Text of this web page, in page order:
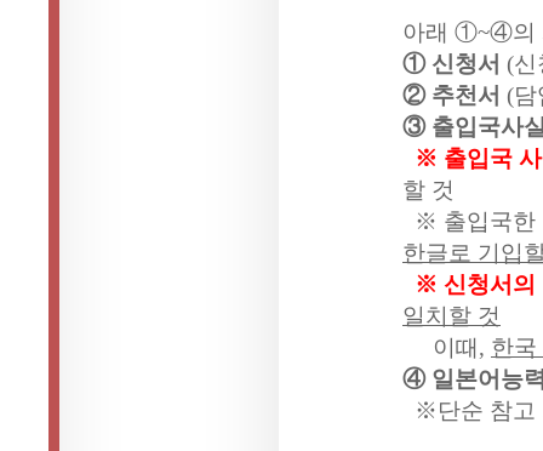
아래 ①~④의
① 신청서 (신
② 추천서 (
③ 출입국사
※ 출입국
할 것
※ 출입국한
한글로 기입
※ 신청서의
일치할 것
이때 , 한국
④ 일본어능
※단순 참고